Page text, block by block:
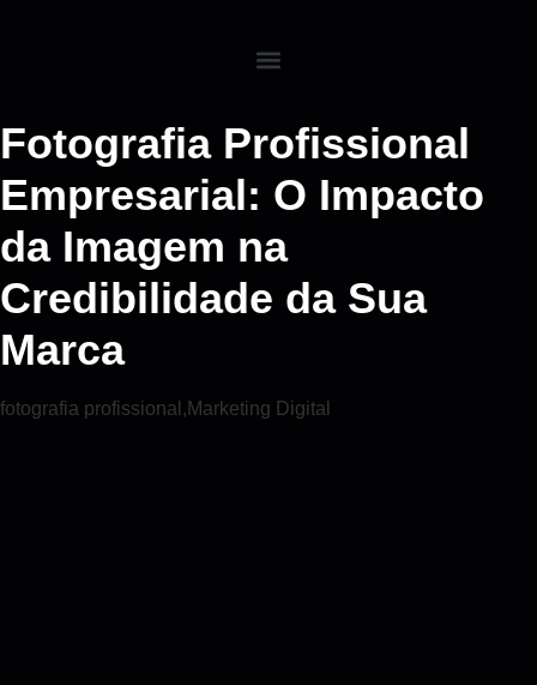
Fotografia Profissional
Empresarial: O Impacto
da Imagem na
Credibilidade da Sua
Marca
fotografia profissional , Marketing Digital